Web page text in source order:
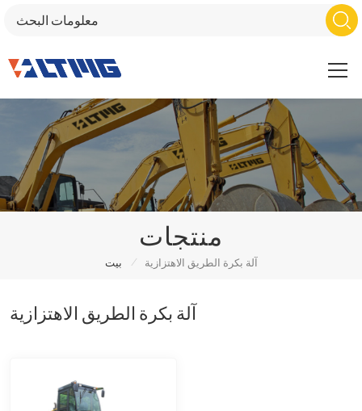
منتجات
بيت / آلة بكرة الطريق الاهتزازية
آلة بكرة الطريق الاهتزازية